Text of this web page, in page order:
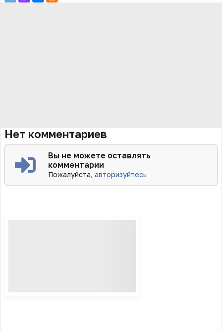
Нет комментариев
Вы не можете оставлять
комментарии
Пожалуйста,авторизуйтесь